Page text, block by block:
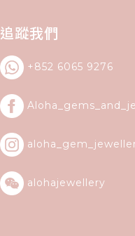
追蹤我們
+852 6065 9276
Aloha_gems_and_
alohajewellery